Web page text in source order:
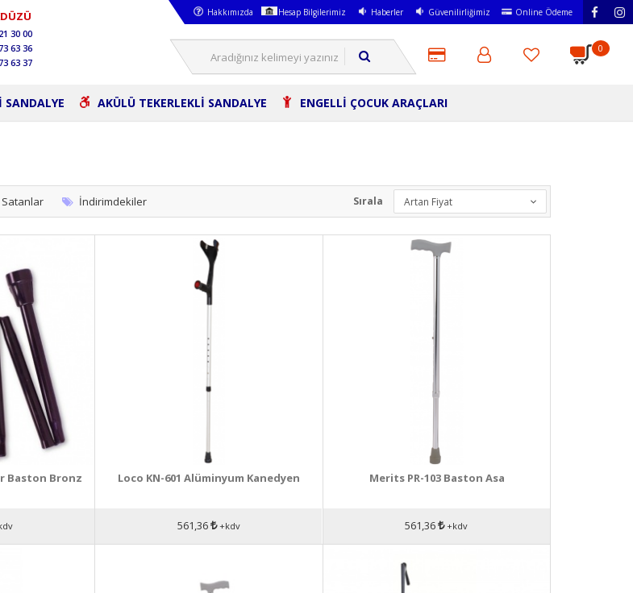
30 00
63 36
63 37
Hakkımızda Hesap Bilgilerimiz Haberler Güvenilirliğimiz Online Ödeme
0
SANDALYE AKÜLÜ TEKERLEKLİ SANDALYE ENGELLİ ÇOCUK ARAÇLARI
Satanlar İndirimdekiler Sırala
Baston Bronz Loco KN-601 Alüminyum Kanedyen
561,36 +kdv
Merits PR-103 Baston Asa
561,36 +kdv